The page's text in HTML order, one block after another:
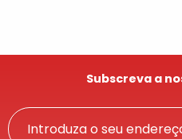
Subscreva a